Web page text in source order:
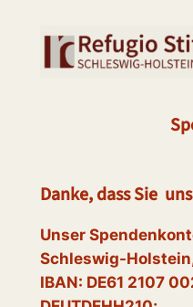
Inhalt
springen
Danke, dass Sie
Unser
Schleswig-
IBAN: DE61 2107